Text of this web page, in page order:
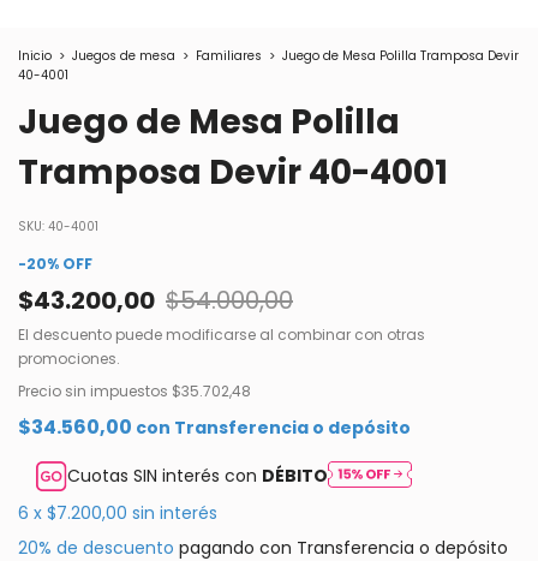
Inicio > Juegos de mesa > Familiares > Juego de Mesa Polilla Tramposa Devir
40-4001
Juego de Mesa Polilla
Tramposa Devir 40-4001
SKU: 40-4001
-20% OFF
$43.200,00 $54.000,00
El descuento puede modificarse al combinar con otras
promociones.
Precio sin impuestos $35.702,48
$34.560,00 con Transferencia o depósito
Cuotas SIN interés con DÉBITO
6 x $7.200,00 sin interés
20% de descuento pagando con Transferencia o depósito